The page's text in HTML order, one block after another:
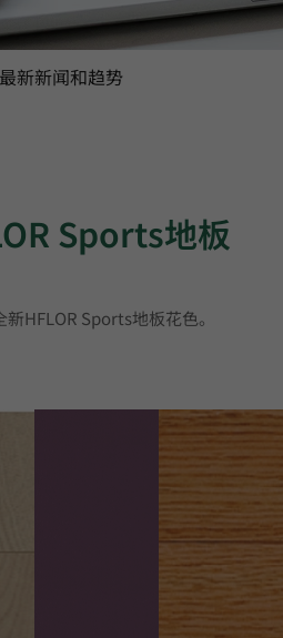
新新闻和趋势
Sports地板
HFLOR Sports地板花色。